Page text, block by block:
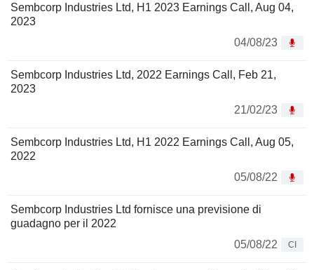
Sembcorp Industries Ltd, H1 2023 Earnings Call, Aug 04,
2023
04/08/23
Sembcorp Industries Ltd, 2022 Earnings Call, Feb 21,
2023
21/02/23
Sembcorp Industries Ltd, H1 2022 Earnings Call, Aug 05,
2022
05/08/22
Sembcorp Industries Ltd fornisce una previsione di
guadagno per il 2022
05/08/22
CI